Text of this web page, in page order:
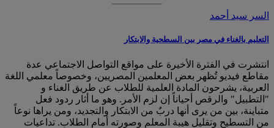
السر سيد أحمد
التعليم بالغناء في مصر بين السطحية والابتكار
انتشرت في الفترة الأخيرة على مواقع التواصل الاجتماعي عدة
مقاطع فيديو تُظهر بعض المعلمين المصريين، وخصوصاً معلمي اللغة
العربية، يشرحون المادة العلمية للطلاب عن طريق الغناء و
"التطبيل" والرقص أحياناً إن لزم الأمر. وهو ما أثار ردود فعل
متباينة، بين من يرى أنها دربٌ من الابتكار والتجديد، ومن يراها نوعاً
من التسطيح وتقليل هيبة المعلم وصورته أمام الطلاب. تداعيات